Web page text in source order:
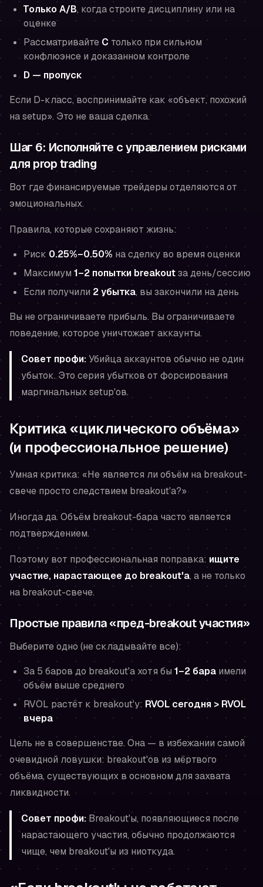
Только A/B, когда строите дисциплину или на
оценке
Рассматривайте C только при сильном
конфлюэнсе и доказанном контроле
D — пропуск
Если D-класс, воспринимайте как «объект, похожий
на setup». Это не ваша сделка.
Шаг 6: Исполняйте с управлением рисками
для prop trading
Вот где финансируемые трейдеры отделяются от
эмоциональных.
Правила, которые сохраняют жизнь:
Риск 0.25%–0.50% на сделку во время оценки
Максимум 1–2 попытки breakoutза день/сессию
Если получили 2 убытка, вы закончили на день
Вы не ограничиваете прибыль. Вы ограничиваете
поведение, которое уничтожает аккаунты.
Совет профи:Убийца аккаунтов обычно не один
убыток. Это серия убытков от форсирования
маргинальных setup'ов.
Критика «циклического объёма»
(и профессиональное решение)
Умная критика: «Не является ли объём на breakout-
свече просто следствием breakout'а?»
Иногда да. Объём breakout-бара часто является
подтверждением.
Поэтому вот профессиональная поправка: ищите
участие, нарастающее до breakout'а, а не только
на breakout-свече.
Простые правила «пред-breakout участия»
Выберите одно (не складывайте все):
За 5 баров до breakout'а хотя бы 1–2 бара имели
объём выше среднего
RVOL растёт к breakout'у: RVOL сегодня > RVOL
вчера
Цель не в совершенстве. Она — в избежании самой
очевидной ловушки: breakout'ов из мёртвого
объёма, существующих в основном для захвата
ликвидности.
Совет профи: Breakout'ы, появляющиеся после
нарастающего участия, обычно продолжаются
чище, чем breakout'ы из ниоткуда.